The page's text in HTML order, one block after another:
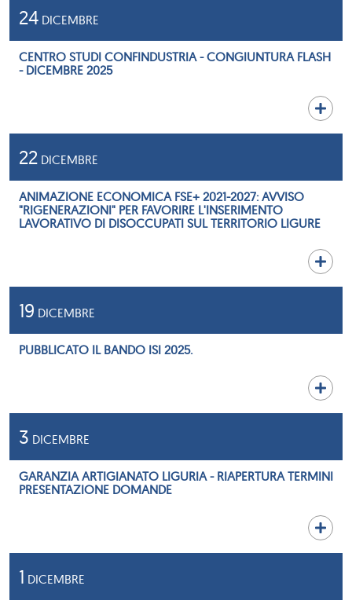
24 DICEMBRE
CENTRO STUDI CONFINDUSTRIA - CONGIUNTURA FLASH
- DICEMBRE 2025
22 DICEMBRE
ANIMAZIONE ECONOMICA FSE+ 2021-2027: AVVISO
"RIGENERAZIONI" PER FAVORIRE L'INSERIMENTO
LAVORATIVO DI DISOCCUPATI SUL TERRITORIO LIGURE
19 DICEMBRE
PUBBLICATO IL BANDO ISI 2025.
3 DICEMBRE
GARANZIA ARTIGIANATO LIGURIA - RIAPERTURA TERMINI
PRESENTAZIONE DOMANDE
1 DICEMBRE